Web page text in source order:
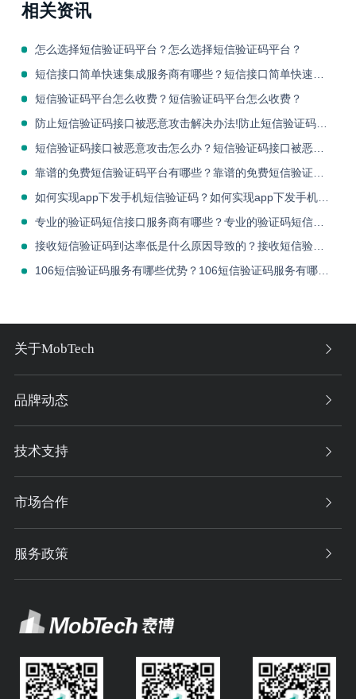
相关资讯
怎么选择短信验证码平台？怎么选择短信验证码平台？
短信验证码平台怎么收费？短信验证码平台怎么收费？
防止短信验证码接口被恶意攻击解决办法!防止短信验证码接口被恶意攻击解决办法!
短信验证码接口被恶意攻击怎么办？短信验证码接口被恶意攻击怎么办？
如何实现app下发手机短信验证码？如何实现app下发手机短信验证码？
专业的验证码短信接口服务商有哪些？专业的验证码短信接口服务商有哪些？
接收短信验证码到达率低是什么原因导致的？接收短信验证码到达率低是什么原因导致的？
106短信验证码服务有哪些优势？106短信验证码服务有哪些优势？
关于MobTech
品牌动态
技术支持
市场合作
服务政策